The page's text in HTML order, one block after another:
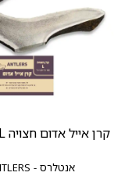
אנטלרס - ANTLERS
קרן אייל אדום חצויה L סיווג AA